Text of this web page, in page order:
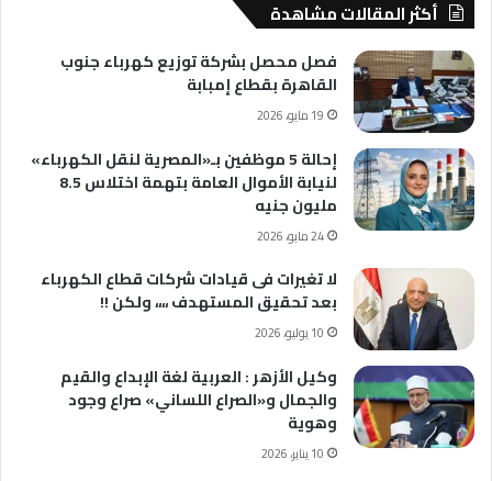
أكثر المقالات مشاهدة
فصل محصل بشركة توزيع كهرباء جنوب
القاهرة بقطاع إمبابة
19 مايو، 2026
إحالة 5 موظفين بـ«المصرية لنقل الكهرباء»
لنيابة الأموال العامة بتهمة اختلاس 8.5
مليون جنيه
24 مايو، 2026
لا تغيرات فى قيادات شركات قطاع الكهرباء
بعد تحقيق المستهدف ،،،، ولكن !!
10 يوليو، 2026
وكيل الأزهر : العربية لغة الإبداع والقيم
والجمال و«الصراع اللساني» صراع وجود
وهوية
10 يناير، 2026